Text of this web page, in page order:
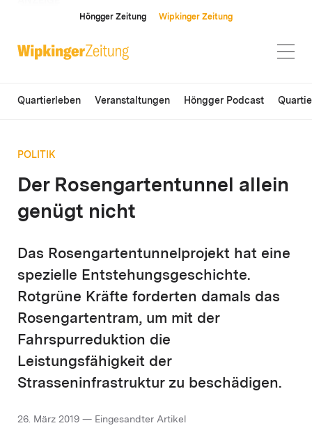
Höngger Zeitung Wipkinger Zeitung
Quartierleben Veranstaltungen Höngger Podcast
POLITIK
Der Rosengartentunnel allein
genügt nicht
Das Rosengartentunnelprojekt hat eine
spezielle Entstehungsgeschichte.
Rotgrüne Kräfte forderten damals das
Rosengartentram, um mit der
Fahrspurreduktion die
Leistungsfähigkeit der
Strasseninfrastruktur zu beschädigen.
26. März 2019 — Eingesandter Artikel